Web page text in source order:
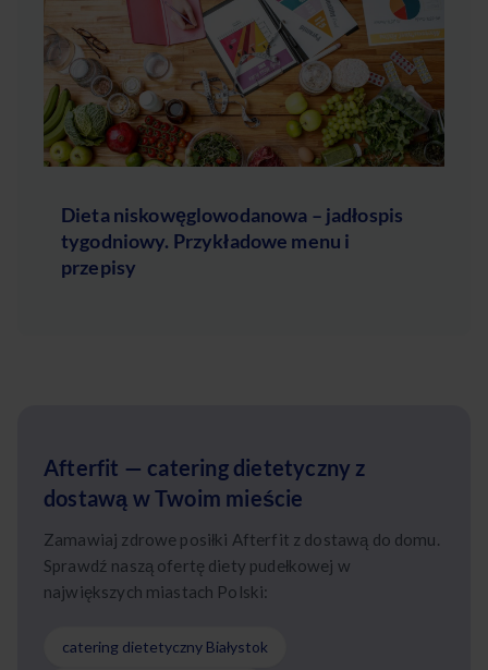
Dieta niskowęglowodanowa – jadłospis
tygodniowy. Przykładowe menu i
przepisy
Afterfit — catering dietetyczny z
dostawą w Twoim mieście
Zamawiaj zdrowe posiłki Afterfit z dostawą do domu.
Sprawdź naszą ofertę diety pudełkowej w
największych miastach Polski:
catering dietetyczny Białystok